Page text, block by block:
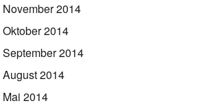
November 2014
Oktober 2014
September 2014
August 2014
Mai 2014